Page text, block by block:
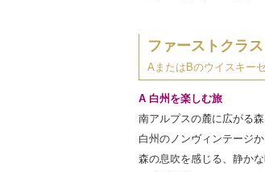
ファーストクラ
AまたはBのウイスキー
A 白州を楽しむ旅
南アルプスの麓に広がる
白州のノンヴィンテージ
森の息吹を感じる、静かな